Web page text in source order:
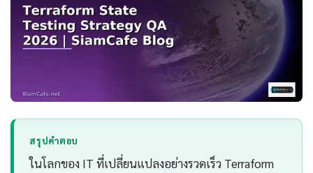
สรุปคำตอบ
ในโลกของ IT ที่เปลี่ยนแปลงอย่างรวดเร็ว Terraform